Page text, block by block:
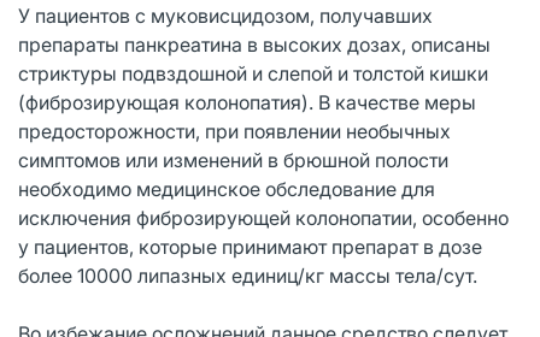
У пациентов с муковисцидозом, получавших
препараты панкреатина в высоких дозах, описаны
стриктуры подвздошной и слепой и толстой кишки
(фиброзирующая колонопатия). В качестве меры
предосторожности, при появлении необычных
симптомов или изменений в брюшной полости
необходимо медицинское обследование для
исключения фиброзирующей колонопатии, особенно
у пациентов, которые принимают препарат в дозе
более 10000 липазных единиц/кг массы тела/сут.